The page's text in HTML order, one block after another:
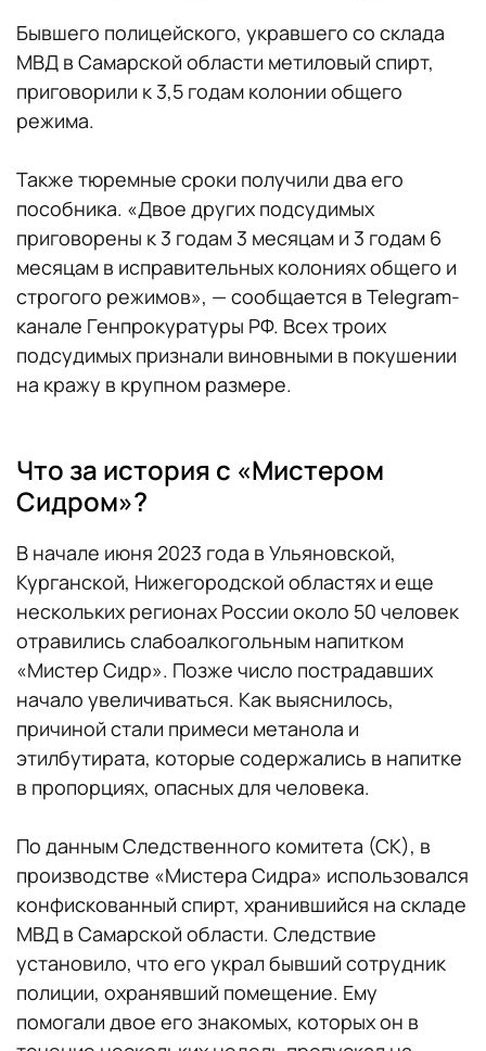
Бывшего полицейского, укравшего со склада
МВД в Самарской области метиловый спирт,
приговорили к 3,5 годам колонии общего
режима.
Также тюремные сроки получили два его
пособника. «Двое других подсудимых
приговорены к 3 годам 3 месяцам и 3 годам 6
месяцам в исправительных колониях общего и
строгого режимов», — сообщается в Telegram-
канале Генпрокуратуры РФ. Всех троих
подсудимых признали виновными в покушении
на кражу в крупном размере.
Что за история с «Мистером
Сидром»?
В начале июня 2023 года в Ульяновской,
Курганской, Нижегородской областях и еще
нескольких регионах России около 50 человек
отравились слабоалкогольным напитком
«Мистер Сидр». Позже число пострадавших
начало увеличиваться. Как выяснилось,
причиной стали примеси метанола и
этилбутирата, которые содержались в напитке
в пропорциях, опасных для человека.
По данным Следственного комитета (СК), в
производстве «Мистера Сидра» использовался
конфискованный спирт, хранившийся на складе
МВД в Самарской области. Следствие
установило, что его украл бывший сотрудник
полиции, охранявший помещение. Ему
помогали двое его знакомых, которых он в